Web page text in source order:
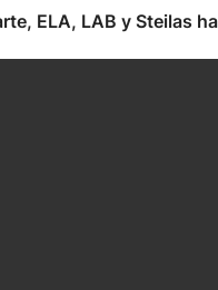
ELA, LAB y Steilas